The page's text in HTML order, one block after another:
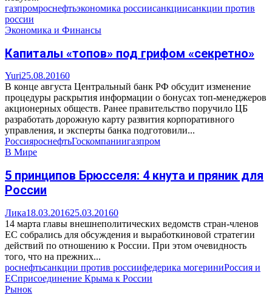
газпромроснефтьэкономика россиисанкциисанкции против
россии
Экономика и Финансы
Капиталы «топов» под грифом «секретно»
Yuri25.08.20160
В конце августа Центральный банк РФ обсудит изменение
процедуры раскрытия информации о бонусах топ-менеджеров
акционерных обществ. Ранее правительство поручило ЦБ
разработать дорожную карту развития корпоративного
управления, и эксперты банка подготовили...
РоссияроснефтьГоскомпаниигазпром
В Мире
5 принципов Брюсселя: 4 кнута и пряник для
России
Лика18.03.201625.03.20160
14 марта главы внешнеполитических ведомств стран-членов
ЕС собрались для обсуждения и выработкиновой стратегии
действий по отношению к России. При этом очевидность
того, что на прежних...
роснефтьсанкции против россиифедерика могериниРоссия и
ЕСприсоединение Крыма к России
Рынок